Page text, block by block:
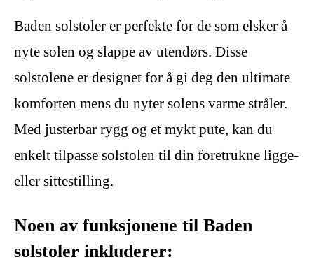
Baden solstoler er perfekte for de som elsker å
nyte solen og slappe av utendørs. Disse
solstolene er designet for å gi deg den ultimate
komforten mens du nyter solens varme stråler.
Med justerbar rygg og et mykt pute, kan du
enkelt tilpasse solstolen til din foretrukne ligge-
eller sittestilling.
Noen av funksjonene til Baden
solstoler inkluderer: